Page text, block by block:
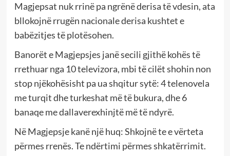
Magjepsat nuk rrinë pa ngrënë derisa të vdesin, ata
bllokojnë rrugën nacionale derisa kushtet e
babëzitjes të plotësohen.
Banorët e Magjepsjes janë secili gjithë kohës të
rrethuar nga 10 televizora, mbi të cilët shohin non
stop njëkohësisht pa ua shqitur sytë: 4 telenovela
me turqit dhe turkeshat më të bukura, dhe 6
banaqe me dallaverexhinjtë më të ndyrë.
Në Magjepsje kanë një huq: Shkojnë te e vërteta
përmes rrenës. Te ndërtimi përmes shkatërrimit.